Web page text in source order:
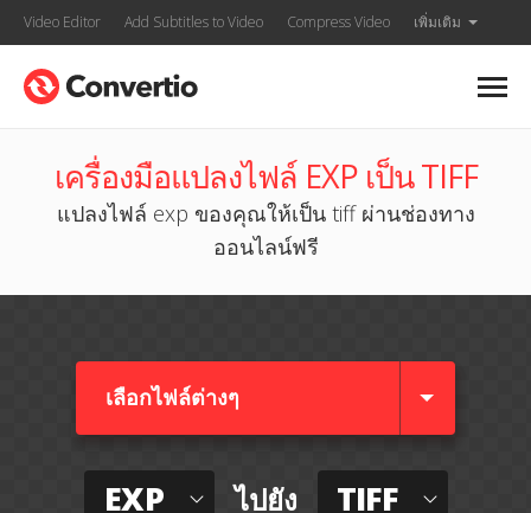
Video Editor Add Subtitles to Video Compress Video เพิ่มเติม
เครื่องมือแปลงไฟล์ EXP เป็น TIFF
แปลงไฟล์ exp ของคุณให้เป็น tiff ผ่านช่องทาง
ออนไลน์ฟรี
เลือกไฟล์ต่างๆ​
EXP ไปยัง TIFF